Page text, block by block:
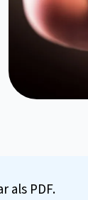
als PDF.